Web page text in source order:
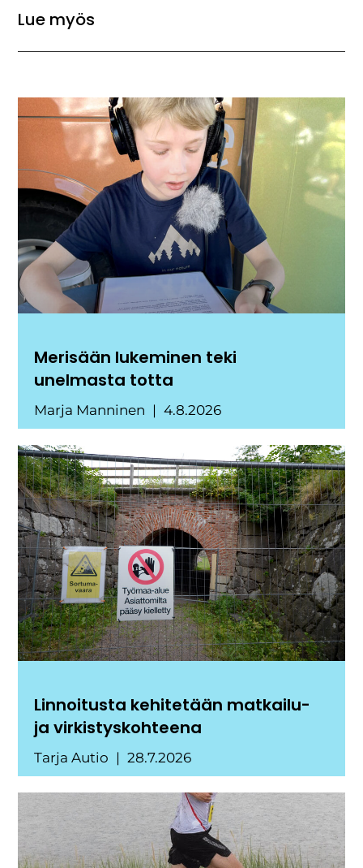
Lue myös
Merisään lukeminen teki
unelmasta totta
Marja Manninen 4.8.2026
Linnoitusta kehitetään matkailu-
ja virkistyskohteena
Tarja Autio 28.7.2026